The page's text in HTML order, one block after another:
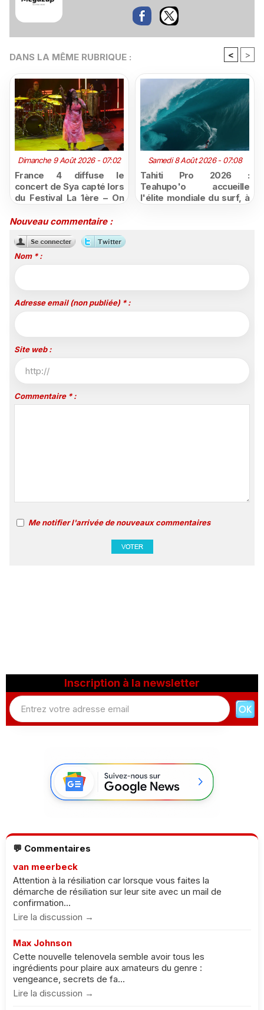
DANS LA MÊME RUBRIQUE : < >
Dimanche 9 Août 2026 - 07:02
France 4 diffuse le
concert de Sya capté lors
du Festival La 1ère – On
Samedi 8 Août 2026 - 07:08
Tahiti Pro 2026 :
Teahupo'o accueille
l'élite mondiale du surf, à
Nouveau commentaire :
Nom * :
Adresse email (non publiée) * :
Site web :
Commentaire * :
Me notifier l'arrivée de nouveaux commentaires
Inscription à la newsletter
💬 Commentaires
van meerbeck
Attention à la résiliation car lorsque vous faites la
démarche de résiliation sur leur site avec un mail de
confirmation...
Lire la discussion →
Max Johnson
Cette nouvelle telenovela semble avoir tous les
ingrédients pour plaire aux amateurs du genre :
vengeance, secrets de fa...
Lire la discussion →